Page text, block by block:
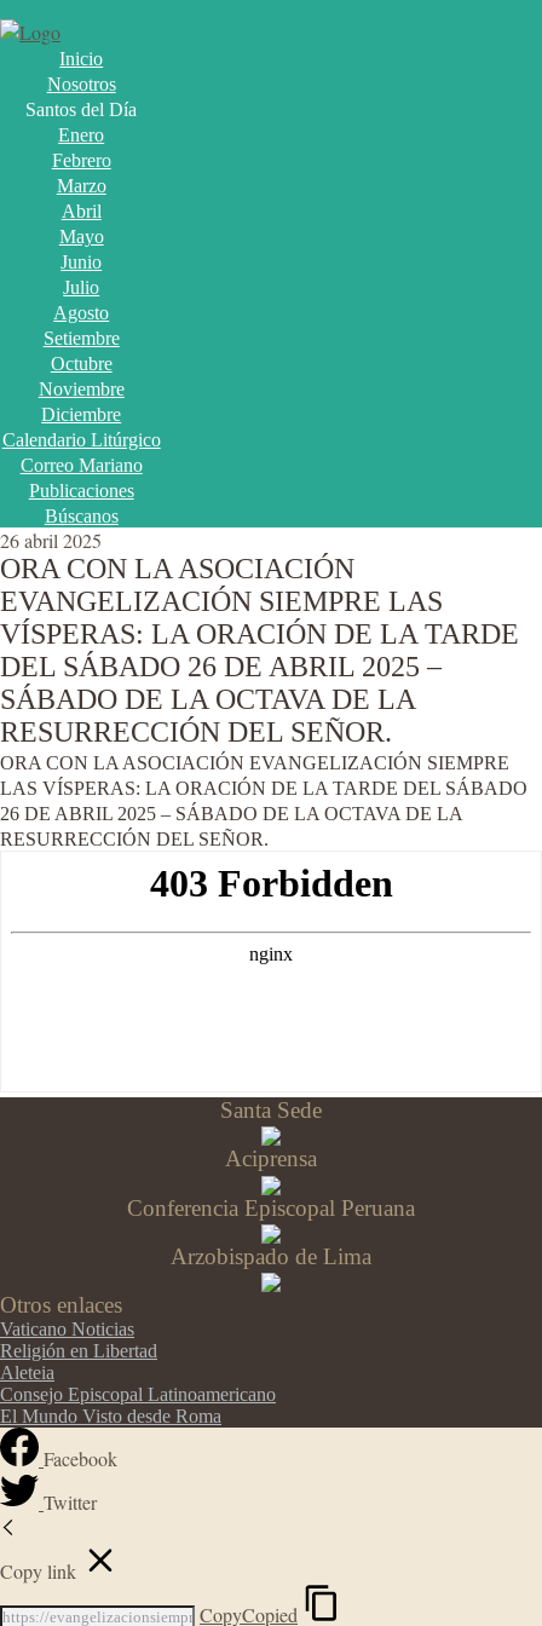
Inicio
Nosotros
Santos del Día
Enero
Febrero
Marzo
Abril
Mayo
Junio
Julio
Agosto
Setiembre
Octubre
Noviembre
Diciembre
Calendario Litúrgico
Correo Mariano
Publicaciones
Búscanos
26 abril 2025
ORA CON LA ASOCIACIÓN
EVANGELIZACIÓN SIEMPRE LAS
VÍSPERAS: LA ORACIÓN DE LA TARDE
DEL SÁBADO 26 DE ABRIL 2025 –
SÁBADO DE LA OCTAVA DE LA
RESURRECCIÓN DEL SEÑOR.
ORA CON LA ASOCIACIÓN EVANGELIZACIÓN SIEMPRE
LAS VÍSPERAS: LA ORACIÓN DE LA TARDE DEL SÁBADO
26 DE ABRIL 2025 – SÁBADO DE LA OCTAVA DE LA
RESURRECCIÓN DEL SEÑOR.
Santa Sede
Aciprensa
Conferencia Episcopal Peruana
Arzobispado de Lima
Otros enlaces
Vaticano Noticias
Religión en Libertad
Aleteia
Consejo Episcopal Latinoamericano
El Mundo Visto desde Roma
Facebook
Twitter
Copy link
CopyCopied